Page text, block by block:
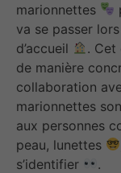
marionnettes
va se passer
d’accueil
. Cet
de manière
collaboration
marionnettes
aux personnes
peau, lunettes
s’identifier
.